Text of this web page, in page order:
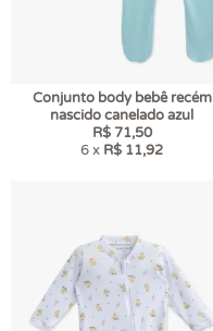
Conjunto body bebê recém
nascido canelado azul
R$ 71,50
6 x R$ 11,92